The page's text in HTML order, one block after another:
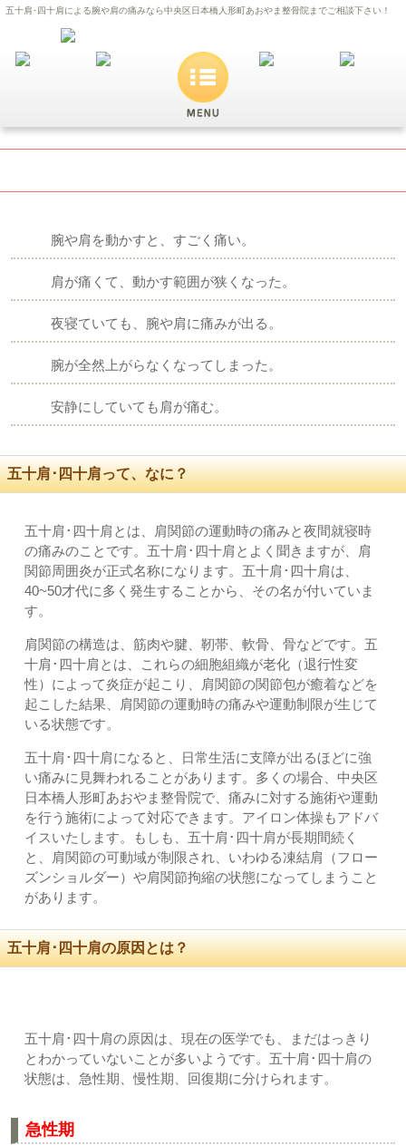
五十肩･四十肩による腕や肩の痛みなら中央区日本橋人形町あおやま整骨院までご相談下さい！
腕や肩を動かすと、すごく痛い。
肩が痛くて、動かす範囲が狭くなった。
夜寝ていても、腕や肩に痛みが出る。
腕が全然上がらなくなってしまった。
安静にしていても肩が痛む。
五十肩･四十肩って、なに？
五十肩･四十肩とは、肩関節の運動時の痛みと夜間就寝時
の痛みのことです。五十肩･四十肩とよく聞きますが、肩
関節周囲炎が正式名称になります。五十肩･四十肩は、
40~50才代に多く発生することから、その名が付いていま
す。
肩関節の構造は、筋肉や腱、靭帯、軟骨、骨などです。五
十肩･四十肩とは、これらの細胞組織が老化（退行性変
性）によって炎症が起こり、肩関節の関節包が癒着などを
起こした結果、肩関節の運動時の痛みや運動制限が生じて
いる状態です。
五十肩･四十肩になると、日常生活に支障が出るほどに強
い痛みに見舞われることがあります。多くの場合、中央区
日本橋人形町あおやま整骨院で、痛みに対する施術や運動
を行う施術によって対応できます。アイロン体操もアドバ
イスいたします。もしも、五十肩･四十肩が長期間続く
と、肩関節の可動域が制限され、いわゆる凍結肩（フロー
ズンショルダー）や肩関節拘縮の状態になってしまうこと
があります。
五十肩･四十肩の原因とは？
五十肩･四十肩の原因は、現在の医学でも、まだはっきり
とわかっていないことが多いようです。五十肩･四十肩の
状態は、急性期、慢性期、回復期に分けられます。
急性期